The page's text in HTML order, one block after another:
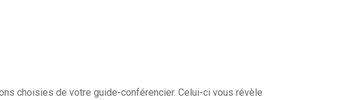
choisies de votre guide-conférencier. Celui-ci vous révèle